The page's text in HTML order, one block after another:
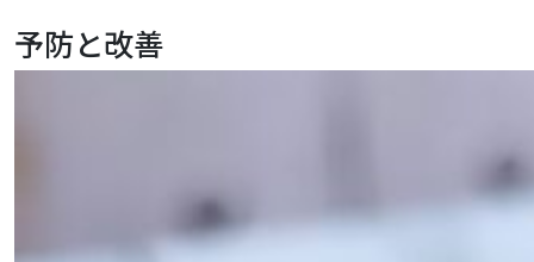
予防と改善